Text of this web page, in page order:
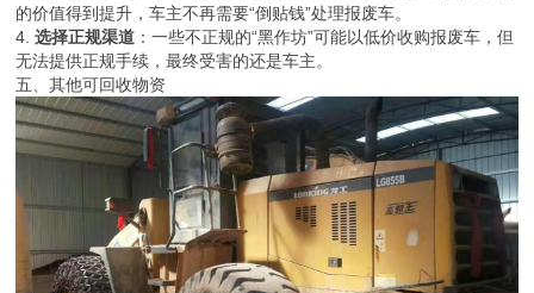
的价值得到提升，车主不再需要“倒贴钱”处理报废车。
4.选择正规渠道 ：一些不正规的“黑作坊”可能以低价收购报废车，但
无法提供正规手续，最终受害的还是车主。
五、其他可回收物资